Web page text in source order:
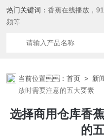
热门关键词：香蕉在线播放，
频等
当前位置：首页 > 新
放时需要注意的五大要素
选择商用仓库香
的